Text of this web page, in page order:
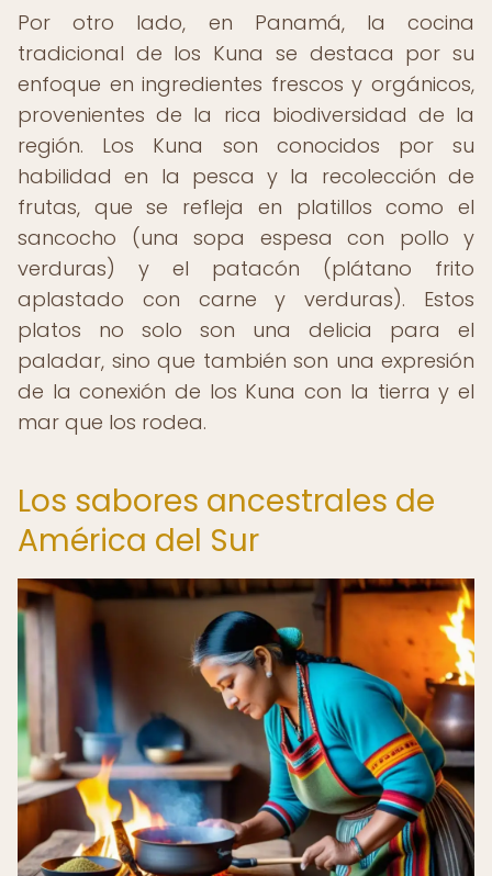
Por otro lado, en Panamá, la cocina
tradicional de los Kuna se destaca por su
enfoque en ingredientes frescos y orgánicos,
provenientes de la rica biodiversidad de la
región. Los Kuna son conocidos por su
habilidad en la pesca y la recolección de
frutas, que se refleja en platillos como el
sancocho (una sopa espesa con pollo y
verduras) y el patacón (plátano frito
aplastado con carne y verduras). Estos
platos no solo son una delicia para el
paladar, sino que también son una expresión
de la conexión de los Kuna con la tierra y el
mar que los rodea.
Los sabores ancestrales de
América del Sur